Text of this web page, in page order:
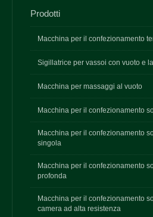
Prodotti
Macchina per il confezionamento
Sigillatrice per vassoi con vuoto e
Macchina per massaggi al vuoto
Macchina per il confezionamento
Macchina per il confezionamento
singola
Macchina per il confezionamento
profonda
Macchina per il confezionamento
camera ad alta resistenza